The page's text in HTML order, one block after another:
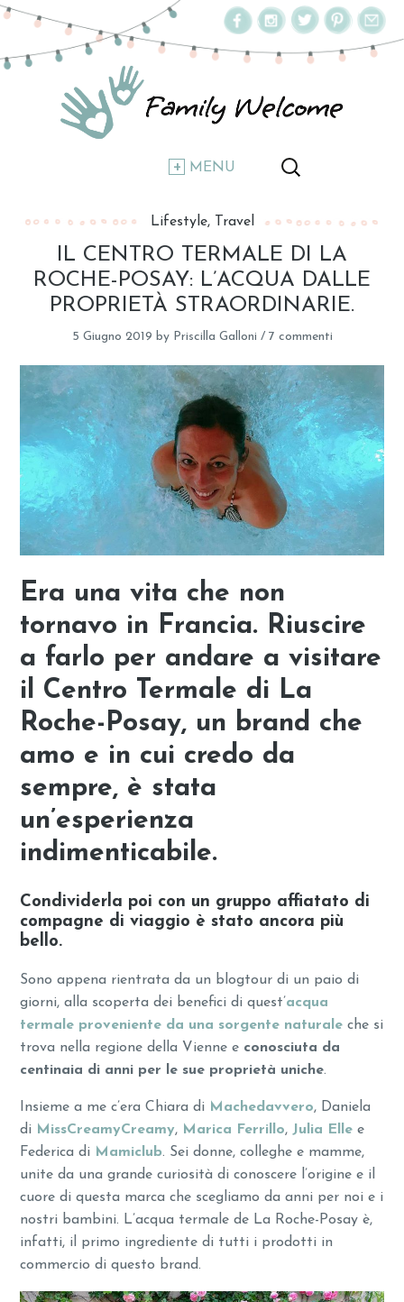
MENU
Lifestyle Travel
IL CENTRO TERMALE DI LA
ROCHE-POSAY: L’ACQUA DALLE
PROPRIETÀ STRAORDINARIE.
5 Giugno 2019 by Priscilla Galloni / 7 commenti
Era una vita che non
tornavo in Francia. Riuscire
a farlo per andare a visitare
il Centro Termale di La
Roche-Posay, un brand che
amo e in cui credo da
sempre, è stata
un’esperienza
indimenticabile.
Condividerla poi con un gruppo affiatato di
compagne di viaggio è stato ancora più
bello.
Sono appena rientrata da un blogtour di un paio di
giorni, alla scoperta dei benefici di quest’acqua
termale proveniente da una sorgente naturale che si
trova nella regione della Vienne e conosciuta da
centinaia di anni per le sue proprietà uniche.
Insieme a me c’era Chiara di Machedavvero, Daniela
di MissCreamyCreamy, Marica Ferrillo, Julia Elle e
Federica di Mamiclub. Sei donne, colleghe e mamme,
unite da una grande curiosità di conoscere l’origine e il
cuore di questa marca che scegliamo da anni per noi e i
nostri bambini. L’acqua termale de La Roche-Posay è,
infatti, il primo ingrediente di tutti i prodotti in
commercio di questo brand.